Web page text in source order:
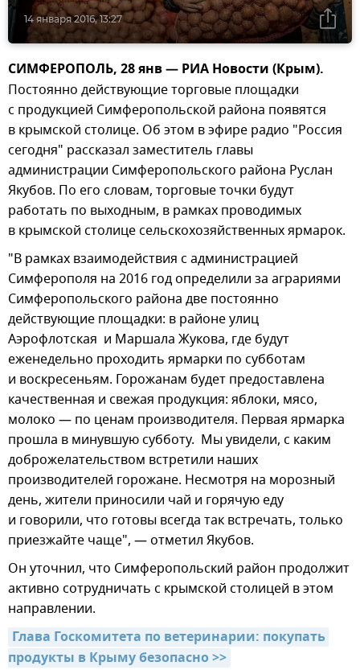
14 января 2016, 13:27
СИМФЕРОПОЛЬ, 28 янв — РИА Новости (Крым).
Постоянно действующие торговые площадки
с продукцией Симферопольской района появятся
в крымской столице. Об этом в эфире радио "Россия
сегодня" рассказал заместитель главы
администрации Симферопольского района Руслан
Якубов. По его словам, торговые точки будут
работать по выходным, в рамках проводимых
в крымской столице сельскохозяйственных ярмарок.
"В рамках взаимодействия с администрацией
Симферополя на 2016 год определили за аграриями
Симферопольского района две постоянно
действующие площадки: в районе улиц
Аэрофлотская и Маршала Жукова, где будут
еженедельно проходить ярмарки по субботам
и воскресеньям. Горожанам будет предоставлена
качественная и свежая продукция: яблоки, мясо,
молоко — по ценам производителя. Первая ярмарка
прошла в минувшую субботу. Мы увидели, с каким
доброжелательством встретили наших
производителей горожане. Несмотря на морозный
день, жители приносили чай и горячую еду
и говорили, что готовы всегда так встречать, только
приезжайте чаще", — отметил Якубов.
Он уточнил, что Симферопольский район продолжит
активно сотрудничать с крымской столицей в этом
направлении.
Глава Госкомитета по ветеринарии: покупать
продукты в Крыму безопасно >>